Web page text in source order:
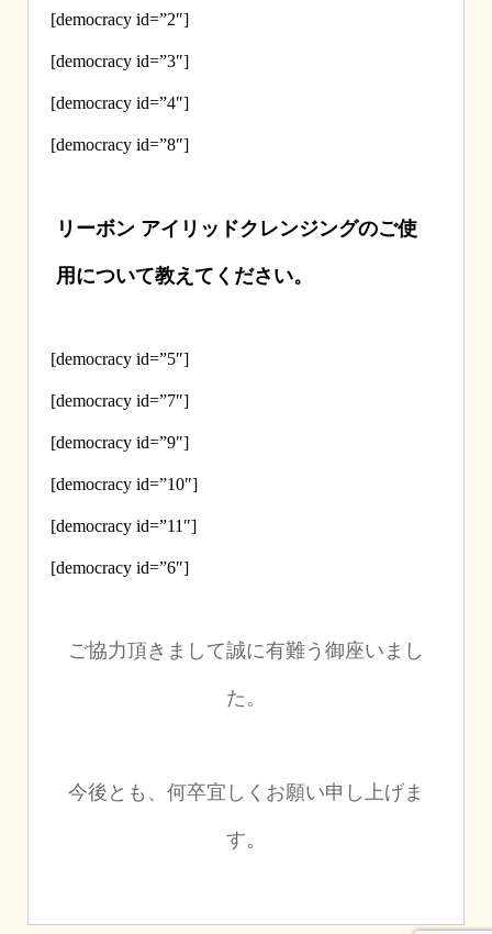
[democracy id=”2″]
[democracy id=”3″]
[democracy id=”4″]
[democracy id=”8″]
リーボン アイリッドクレンジングのご使
用について教えてください。
[democracy id=”5″]
[democracy id=”7″]
[democracy id=”9″]
[democracy id=”10″]
[democracy id=”11″]
[democracy id=”6″]
ご協力頂きまして誠に有難う御座いまし
た。
今後とも、何卒宜しくお願い申し上げま
す。